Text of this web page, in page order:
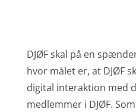
DJØF skal på en
hvor målet er, at DJØF
digital interaktion med
medlemmer i DJØF.